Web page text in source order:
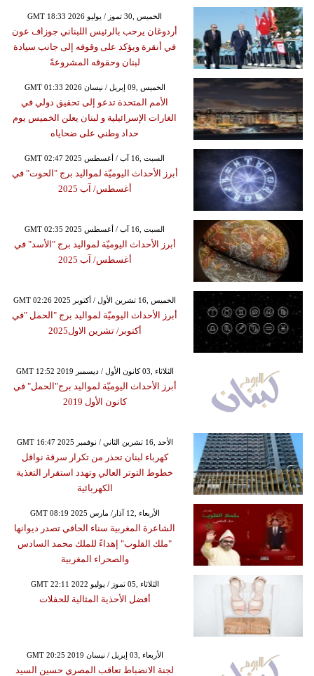
GMT 18:33 2026 الخميس ,30 تموز / يوليو
أردوغان يرحب بالرئيس اللبناني جوزاف عون
في أنقرة ويؤكد على وقوفه إلى جانب سيادة
لبنان وحقوقه المشروعةً
GMT 01:33 2026 الخميس ,09 إبريل / نيسان
الأمم المتحدة تدعو إلى تحقيق دولي في
الغارات الإسرائيلية و لبنان يعلن الخميس يوم
حداد وطني على ضحاياه
GMT 02:47 2025 السبت ,16 آب / أغسطس
أبرز الأحداث اليوميّة لمواليد برج "الحوت" في
أغسطس/ آب 2025
GMT 02:35 2025 السبت ,16 آب / أغسطس
أبرز الأحداث اليوميّة لمواليد برج "الأسد" في
أغسطس/ آب 2025
GMT 02:26 2025 الخميس ,16 تشرين الأول / أكتوبر
أبرز الأحداث اليوميّة لمواليد برج "الحمل "في
أكتوبر/ تشرين الاول2025
GMT 12:52 2019 الثلاثاء ,03 كانون الأول / ديسمبر
أبرز الأحداث اليوميّة لمواليد برج"الحمل" في
كانون الأول 2019
GMT 16:47 2025 الأحد ,16 تشرين الثاني / نوفمبر
كهرباء لبنان تحذر من تكرار سرقة نواقل
خطوط التوتر العالي وتهدد استقرار التغذية
الكهربائية
GMT 08:19 2025 الأربعاء ,12 آذار/ مارس
الشاعرة المغربية سناء الحافي تصدر ديوانها
"ملك القلوب" إهداءً للملك محمد السادس
والصحراء المغربية
GMT 22:11 2022 الثلاثاء ,05 تموز / يوليو
أفضل الأحذية المثالية للحفلات
GMT 20:25 2019 الأربعاء ,03 إبريل / نيسان
لجنة الانضباط تعاقب المصري حسين السيد